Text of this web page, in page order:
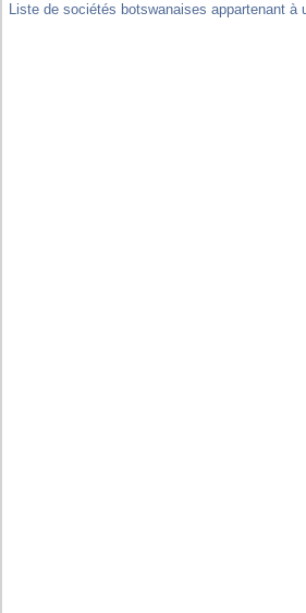
Liste de sociétés botswanaises appartenant à